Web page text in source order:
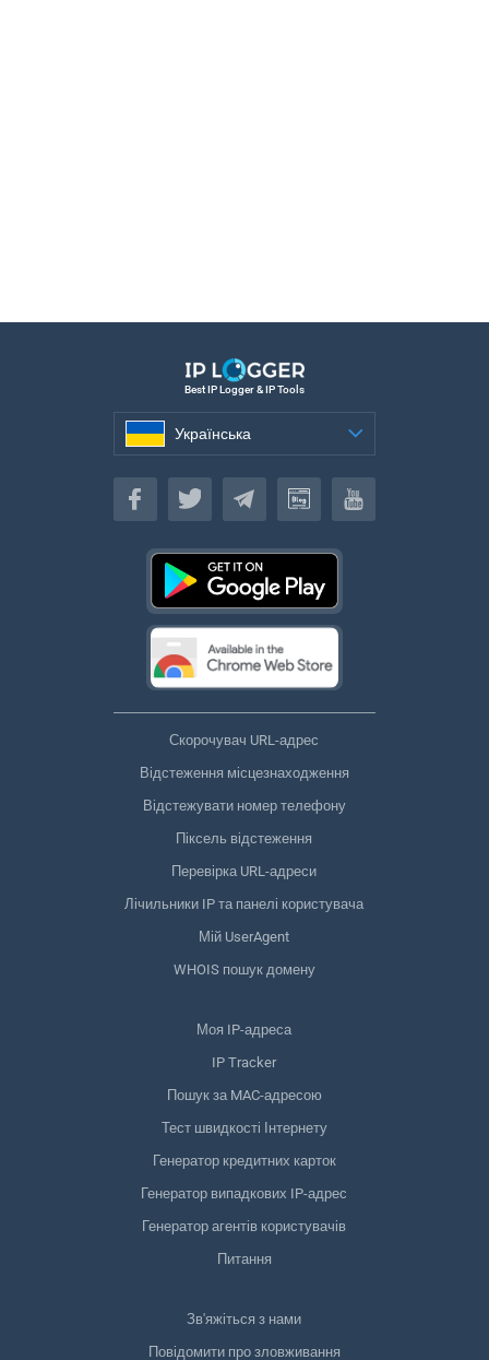
Best IP Logger & IP Tools
Українська
Українська
Скорочувач URL-адрес
Відстеження місцезнаходження
Відстежувати номер телефону
Піксель відстеження
Перевірка URL-адреси
Лічильники IP та панелі користувача
Мій UserAgent
WHOIS пошук домену
Моя IP-адреса
IP Tracker
Пошук за MAC-адресою
Тест швидкості Інтернету
Генератор кредитних карток
Генератор випадкових IP-адрес
Генератор агентів користувачів
Питання
Зв'яжіться з нами
Повідомити про зловживання